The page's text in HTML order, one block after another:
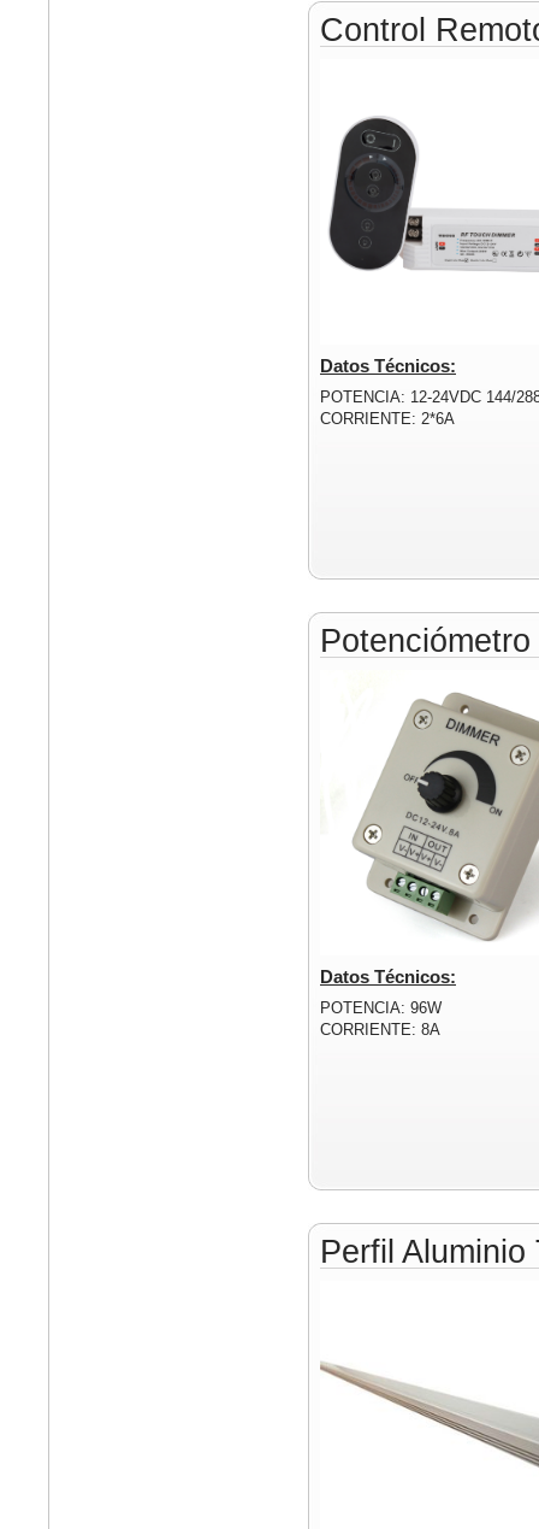
Control
Datos Técnicos:
POTENCIA: 12-24VDC 144/
CORRIENTE: 2*6A
Datos Técnicos:
POTENCIA: 96W
CORRIENTE: 8A
Perfil Aluminio